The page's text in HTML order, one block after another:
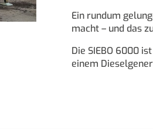
Ein rundum
macht – und das
Die SIEBO 6000
einem